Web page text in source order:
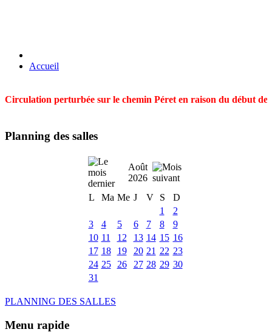
Accueil
Circulation perturbée sur le chemin Péret en raison du début
Planning des salles
Août
2026
L
Ma Me J V S
D
1
2
3
4 5 6 7 8
9
10 11 12 13 14 15 16
17 18 19 20 21 22 23
24 25 26 27 28 29 30
31
PLANNING DES SALLES
Menu rapide